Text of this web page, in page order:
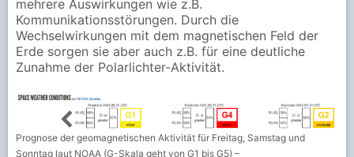
mehrere Auswirkungen wie z.B.
Kommunikationsstörungen. Durch die
Wechselwirkungen mit dem magnetischen Feld der
Erde sorgen sie aber auch z.B. für eine deutliche
Zunahme der Polarlichter-Aktivität.
Prognose der geomagnetischen Aktivität für Freitag, Samstag und
Sonntag laut NOAA (G-Skala geht von G1 bis G5) –